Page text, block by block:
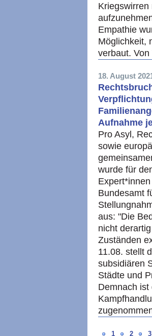
Empathie
Möglichkeit,
verbaut. Von
18. August
Aufnahme
Pro Asyl,
sowie
wurde für
Bundesamt
aus: "Die
nicht
Zuständen
11.08. stellt
subsidiären
Städte und
Demnach
1 2 3